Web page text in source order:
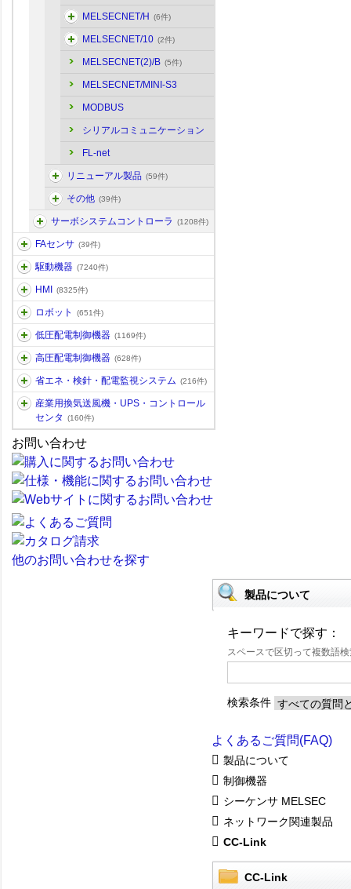
MELSECNET/H (6件)
MELSECNET/10 (2件)
MELSECNET(2)/B (5件)
MELSECNET/MINI-S3
MODBUS
シリアルコミュニケーション
FL-net
リニューアル製品 (59件)
その他 (39件)
サーボシステムコントローラ (1208件)
FAセンサ (39件)
駆動機器 (7240件)
HMI (8325件)
ロボット (651件)
低圧配電制御機器 (1169件)
高圧配電制御機器 (628件)
省エネ・検針・配電監視システム (216件)
産業用換気送風機・UPS・コントロール
センタ
(160件)
お問い合わせ
他のお問い合わせを探す
製品について
キーワードで探す：
スペースで区切って複数語
検索条件
よくあるご質問(FAQ)
製品について
制御機器
シーケンサ MELSEC
ネットワーク関連製品
CC-Link
CC-Link